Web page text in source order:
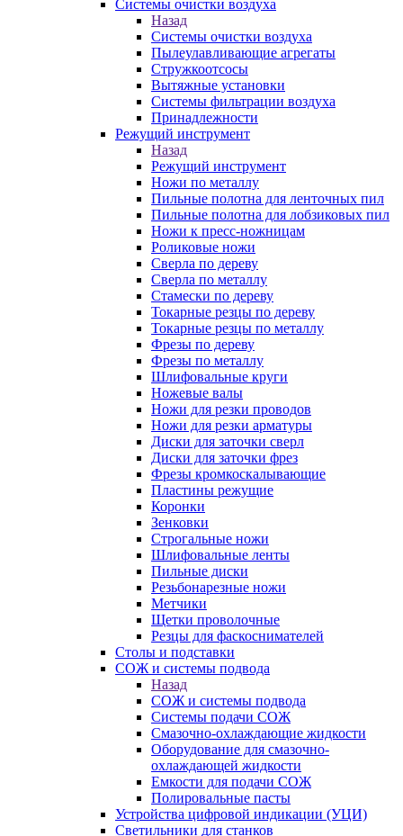
Системы очистки воздуха
Назад
Системы очистки воздуха
Пылеулавливающие агрегаты
Стружкоотсосы
Вытяжные установки
Системы фильтрации воздуха
Принадлежности
Режущий инструмент
Назад
Режущий инструмент
Ножи по металлу
Пильные полотна для ленточных пил
Пильные полотна для лобзиковых пил
Ножи к пресс-ножницам
Роликовые ножи
Сверла по дереву
Сверла по металлу
Стамески по дереву
Токарные резцы по дереву
Токарные резцы по металлу
Фрезы по дереву
Фрезы по металлу
Шлифовальные круги
Ножевые валы
Ножи для резки проводов
Ножи для резки арматуры
Диски для заточки сверл
Диски для заточки фрез
Фрезы кромкоскалывающие
Пластины режущие
Коронки
Зенковки
Строгальные ножи
Шлифовальные ленты
Пильные диски
Резьбонарезные ножи
Метчики
Щетки проволочные
Резцы для фаскоснимателей
Столы и подставки
СОЖ и системы подвода
Назад
СОЖ и системы подвода
Системы подачи СОЖ
Смазочно-охлаждающие жидкости
Оборудование для смазочно-
охлаждающей жидкости
Емкости для подачи СОЖ
Полировальные пасты
Устройства цифровой индикации (УЦИ)
Светильники для станков